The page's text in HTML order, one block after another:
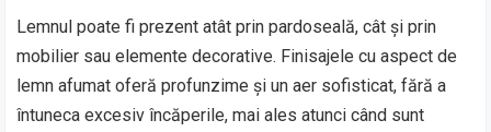
Lemnul poate fi prezent atât prin pardoseală, cât și prin
mobilier sau elemente decorative. Finisajele cu aspect de
lemn afumat oferă profunzime și un aer sofisticat, fără a
întuneca excesiv încăperile, mai ales atunci când sunt